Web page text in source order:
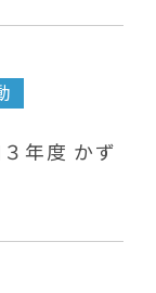
年度 かず